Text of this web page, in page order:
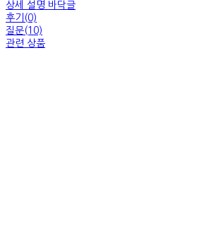
상세 설명 바닥글
후기(0)
질문(10)
관련 상품